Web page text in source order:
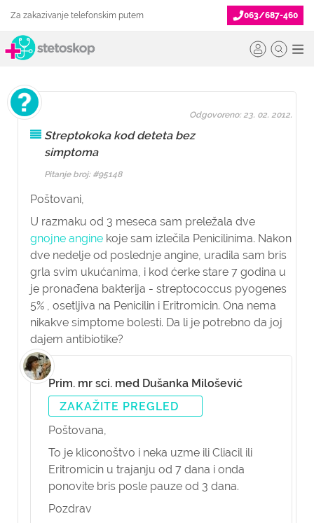
Za zakazivanje telefonskim putem 063/687-460
Streptokoka kod deteta bez
simptoma
Pitanje broj: #95148
Poštovani,
U razmaku od 3 meseca sam preležala dve
gnojne angine koje sam izlečila Penicilinima. Nakon
dve nedelje od poslednje angine, uradila sam bris
grla svim ukućanima, i kod ćerke stare 7 godina u
je pronađena bakterija - streptococcus pyogenes
5% , osetljiva na Penicilin i Eritromicin. Ona nema
nikakve simptome bolesti. Da li je potrebno da joj
dajem antibiotike?
Odgovoreno: 23. 02. 2012.
Prim. mr sci. med Dušanka Milošević
ZAKAŽITE PREGLED
Poštovana,
To je kliconoštvo i neka uzme ili Cliacil ili
Eritromicin u trajanju od 7 dana i onda
ponovite bris posle pauze od 3 dana.
Pozdrav